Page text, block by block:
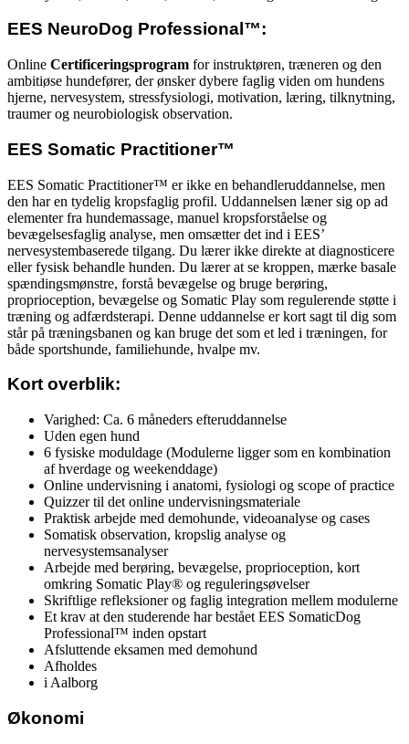
EES NeuroDog Professional™:
Online Certificeringsprogram for instruktøren, træneren og den
ambitiøse hundefører, der ønsker dybere faglig viden om hundens
hjerne, nervesystem, stressfysiologi, motivation, læring, tilknytning,
traumer og neurobiologisk observation.
EES Somatic Practitioner™
EES Somatic Practitioner™ er ikke en behandleruddannelse, men
den har en tydelig kropsfaglig profil. Uddannelsen læner sig op ad
elementer fra hundemassage, manuel kropsforståelse og
bevægelsesfaglig analyse, men omsætter det ind i EES’
nervesystembaserede tilgang. Du lærer ikke direkte at diagnosticere
eller fysisk behandle hunden. Du lærer at se kroppen, mærke basale
spændingsmønstre, forstå bevægelse og bruge berøring,
proprioception, bevægelse og Somatic Play som regulerende støtte i
træning og adfærdsterapi. Denne uddannelse er kort sagt til dig som
står på træningsbanen og kan bruge det som et led i træningen, for
både sportshunde, familiehunde, hvalpe mv.
Kort overblik:
Varighed: Ca. 6 måneders efteruddannelse
Uden egen hund
6 fysiske moduldage (Modulerne ligger som en kombination
af hverdage og weekenddage)
Online undervisning i anatomi, fysiologi og scope of practice
Quizzer til det online undervisningsmateriale
Praktisk arbejde med demohunde, videoanalyse og cases
Somatisk observation, kropslig analyse og
nervesystemsanalyser
Arbejde med berøring, bevægelse, proprioception, kort
omkring Somatic Play® og reguleringsøvelser
Skriftlige refleksioner og faglig integration mellem modulerne
Et krav at den studerende har bestået EES SomaticDog
Professional™ inden opstart
Afsluttende eksamen med demohund
Afholdes
i Aalborg
Økonomi